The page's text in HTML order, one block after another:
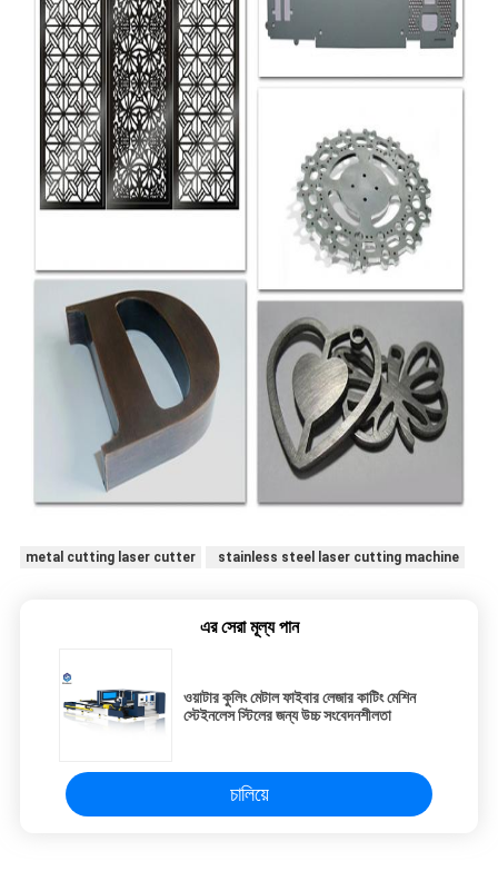
metal cutting laser cutter stainless steel laser cutting machine
এর সেরা মূল্য পান
ওয়াটার কুলিং মেটাল ফাইবার লেজার কাটিং মেশিন
স্টেইনলেস স্টিলের জন্য উচ্চ সংবেদনশীলতা
চালিয়ে